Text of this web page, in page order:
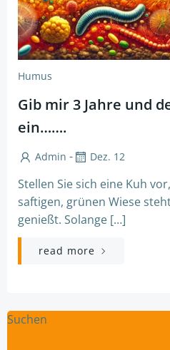
Humus
Gib mir 3 Jahre und
ein…….
Admin - Dez. 12
Stellen Sie sich eine Kuh
saftigen, grünen Wiese
genießt. Solange […]
read more
Suchen